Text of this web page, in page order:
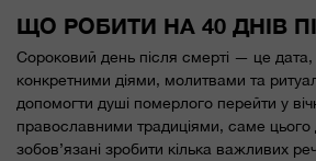
ЩО РОБИТИ НА 40 ДНІВ
Сороковий день після смерті — це
конкретними діями, молитвами та
допомогти душі померлого перейти у
православними традиціями, саме цього
зобов’язані зробити кілька важливих